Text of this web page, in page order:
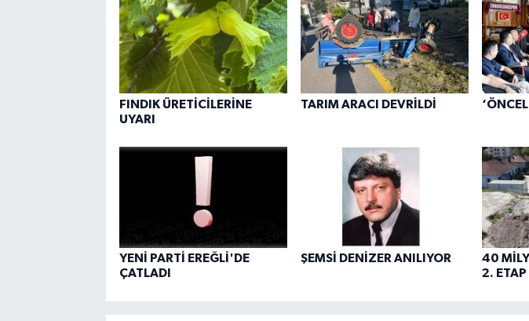
FINDIK ÜRETİCİLERİNE
UYARI
TARIM ARACI DEVRİLDİ
YENİ PARTİ EREĞLİ'DE
ÇATLADI
ŞEMSİ DENİZER ANILIYOR
40
2. ETAP